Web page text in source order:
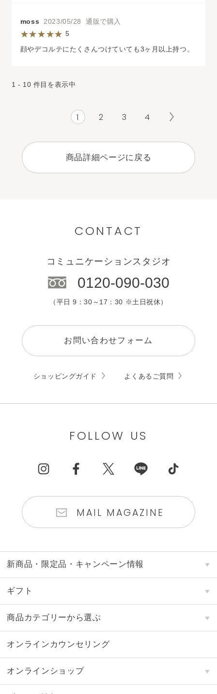
moss 2023/05/28 通販で購入
5
顔やデコルテにたくさんつけていても3ヶ月以上持つ。
1 - 10 件目を表示中
1 2 3 4
商品詳細ページに戻る
CONTACT
コミュニケーションスタジオ
0120-090-030
（平日 9：30～17：30 ※土日祝休）
お問い合わせフォーム
ショッピングガイド よくあるご質問
FOLLOW US
MAIL MAGAZINE
新商品・限定品・キャンペーン情報
ギフト
商品カテゴリーから選ぶ
オンラインカウンセリング
オンラインショップ